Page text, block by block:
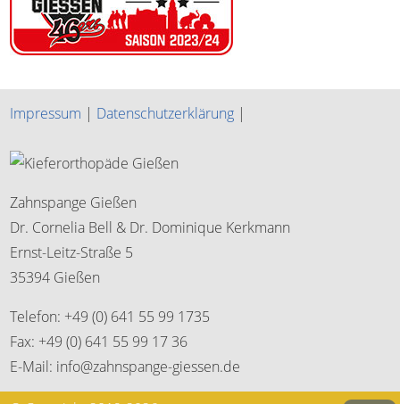
Impressum | Datenschutzerklärung |
Zahnspange Gießen
Dr. Cornelia Bell & Dr. Dominique Kerkmann
Ernst-Leitz-Straße 5
35394 Gießen
Telefon: +49 (0) 641 55 99 1735
Fax: +49 (0) 641 55 99 17 36
E-Mail: info@zahnspange-giessen.de